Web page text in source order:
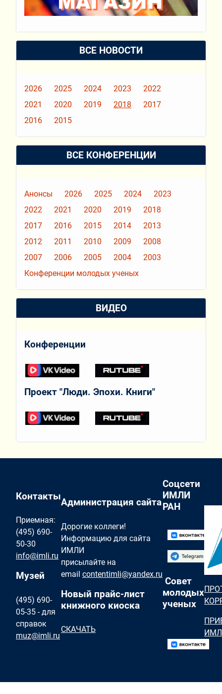
ВСЕ НОВОСТИ
2026 2025 2024 2023
2022
2021
2020 2019 2018
2017
2016
2015
ВСЕ КОНФЕРЕНЦИИ
Анонсы 2026 2025 2024
2023
2022
2021 2020 2019
2018
2017
2016 2015 2014
2013
2012
2011 2010 2009
2008
2007
2006 2005 2004
2003
Конференции молодых ученых
ВИДЕО
Конференции
Проект "Люди. Эпохи. Книги"
Контакты
Приемная:
(495) 690-
50-30
info@imli.ru
Музей
(495) 690-
05-35 - для
справок
muz@imli.ru
Администрация сайта
Дорогие коллеги!
Информацию для сайта
ИМЛИ
присылайте на
email contentimli@yandex.ru
Новый прайс-лист
книжного киоска
СКАЧАТЬ
Соцсети
ИМЛИ
РАН
Совет
молодых
ученых